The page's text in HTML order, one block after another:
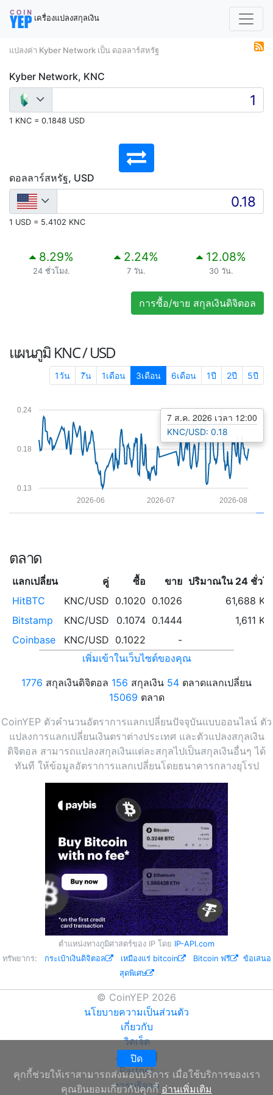
เครื่องแปลงสกุลเงิน
แปลงค่า Kyber Network เป็น ดอลลาร์สหรัฐ
Kyber Network, KNC
1 KNC = 0.1848 USD
ดอลลาร์สหรัฐ, USD
1 USD = 5.4102 KNC
8.29%
24 ชั่วโมง.
2.24%
7 วัน.
12.08%
30 วัน.
การซื้อ/ขาย สกุลเงินดิจิตอล
แผนภูมิ KNC / USD
1วัน 7ัน 1เดือน 3เดือน 6เดือน 1ปี 2ปี 5ปี
0.13
0.18
0.24
2026-08
2026-07
2026-06
7 ส.ค. 2026 เวลา 12:00
KNC/USD: 0.18
ตลาด
แลกเปลี่ยน คู่ ซื้อ ขาย ปริมาณใน 24 ชั่วโ
HitBTC
KNC/USD 0.1020 0.1026
61,688
Bitstamp
KNC/USD 0.1074 0.1444
1,611
Coinbase
KNC/USD 0.1022
-
เพิ่มเข้าในเว็บไซต์ของคุณ
1776 สกุลเงินดิจิตอล 156 สกุลเงิน 54 ตลาดแลกเปลี่ยน
15069 ตลาด
CoinYEP ตัวคำนวนอัตราการแลกเปลี่ยนปัจจุบันแบบออนไลน์ ตัว
แปลงการแลกเปลี่ยนเงินตราต่างประเทศ และตัวแปลงสกุลเงิน
ดิจิตอล สามารถแปลงสกุลเงินแต่ละสกุลไปเป็นสกุลเงินอื่นๆ ได้
ทันที ให้ข้อมูลอัตราการแลกเปลี่ยนโดยธนาคารกลางยุโรป
ตำแหน่งทางภูมิศาสตร์ของ IP โดย IP-API.com
ทรัพยากร: กระเป๋าเงินดิจิตอล เหมืองแร่ bitcoin Bitcoin ฟรี
ข้อเสนอ
สุดพิเศษ
© CoinYEP 2026
นโยบายความเป็นส่วนตัว
เกี่ยวกับ
วิดเจ็ต
API NEW
Partner
การบริจาค
ปิด
คุกกี้ช่วยให้เราสามารถส่งมอบบริการ เมื่อใช้บริการของเรา
คุณยินยอมเกี่ยวกับคุกกี้ อ่านเพิ่มเติม